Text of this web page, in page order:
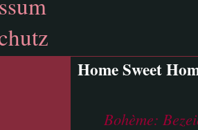
Home Sweet
Bohème: